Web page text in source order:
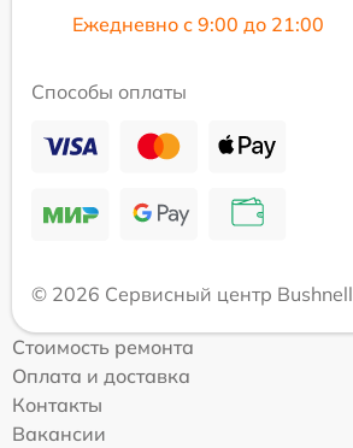
Ежедневно с 9:00 до 21:00
Способы оплаты
© 2026 Сервисный центр Bushnell
Стоимость ремонта
Оплата и доставка
Контакты
Вакансии